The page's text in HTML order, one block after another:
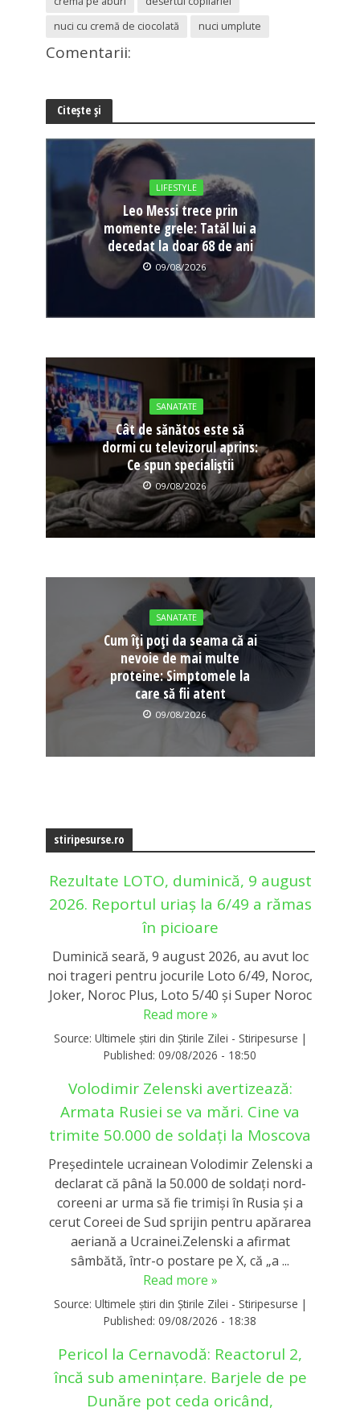
nuci cu cremă de ciocolată
nuci umplute
Comentarii:
Citește și
LIFESTYLE
Leo Messi trece prin
momente grele: Tatăl lui a
decedat la doar 68 de ani
09/08/2026
SANATATE
Cât de sănătos este să
dormi cu televizorul aprins:
Ce spun specialiștii
09/08/2026
SANATATE
Cum îți poți da seama că ai
nevoie de mai multe
proteine: Simptomele la
care să fii atent
09/08/2026
stiripesurse.ro
Rezultate LOTO, duminică, 9 august
2026. Reportul uriaș la 6/49 a rămas
în picioare
Duminică seară, 9 august 2026, au avut loc
noi trageri pentru jocurile Loto 6/49, Noroc,
Joker, Noroc Plus, Loto 5/40 și Super Noroc
Read more »
Source: Ultimele știri din Știrile Zilei - Stiripesurse |
Published: 09/08/2026 - 18:50
Volodimir Zelenski avertizează:
Armata Rusiei se va mări. Cine va
trimite 50.000 de soldați la Moscova
Președintele ucrainean Volodimir Zelenski a
declarat că până la 50.000 de soldați nord-
coreeni ar urma să fie trimiși în Rusia și a
cerut Coreei de Sud sprijin pentru apărarea
aeriană a Ucrainei.Zelenski a afirmat
sâmbătă, într-o postare pe X, că „a ...
Read more »
Source: Ultimele știri din Știrile Zilei - Stiripesurse |
Published: 09/08/2026 - 18:38
Pericol la Cernavodă: Reactorul 2,
încă sub amenințare. Barjele de pe
Dunăre pot ceda oricând,